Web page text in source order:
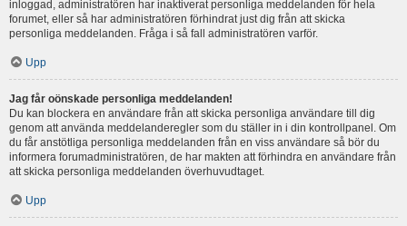
inloggad, administratören har inaktiverat personliga meddelanden för hela
forumet, eller så har administratören förhindrat just dig från att skicka
personliga meddelanden. Fråga i så fall administratören varför.
Upp
Jag får oönskade personliga meddelanden!
Du kan blockera en användare från att skicka personliga användare till dig
genom att använda meddelanderegler som du ställer in i din kontrollpanel. Om
du får anstötliga personliga meddelanden från en viss användare så bör du
informera forumadministratören, de har makten att förhindra en användare från
att skicka personliga meddelanden överhuvudtaget.
Upp